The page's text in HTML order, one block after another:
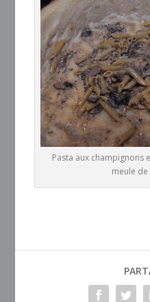
Pasta aux champignons
meule